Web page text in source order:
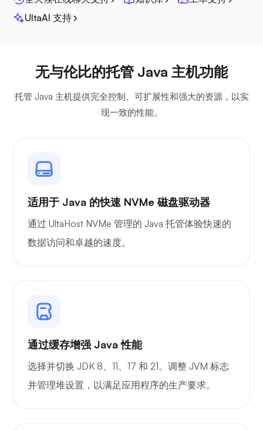
光棱镜
Plex
UltaAI 支持
无与伦比的托管 Java 主机功能
托管 Java 主机提供完全控制、可扩展性和强大的资源，以实
现一致的性能。
适用于 Java 的快速 NVMe 磁盘驱动器
通过 UltaHost NVMe 管理的 Java 托管体验快速的
数据访问和卓越的速度。
通过缓存增强 Java 性能
选择并切换 JDK 8、11、17 和 21。调整 JVM 标志
并管理堆设置，以满足应用程序的生产要求。